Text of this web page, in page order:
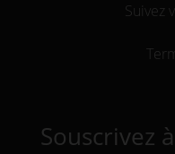
Suivez
Souscrivez